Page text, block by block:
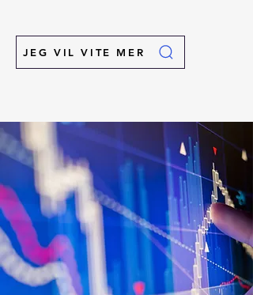
JEG VIL VITE MER